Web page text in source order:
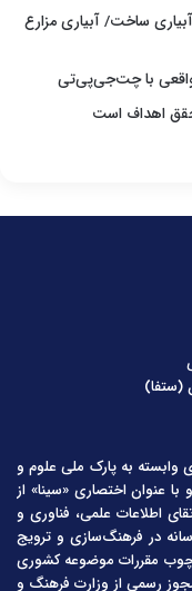
ساخت/ آبیاری مزارع
واقعی با چت‌جی‌پی‌تی
اهداف است
(ستفا)
وابسته به پارک ملی علوم و
عنوان اختصاری «سینا» از
ارتقای اطلاعات علمی، فناوری و
در فرهنگ‌سازی و ترویج
مقررات موضوعه کشوری
رسمی از وزارت فرهنگ و